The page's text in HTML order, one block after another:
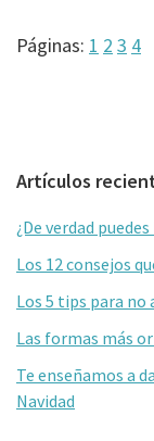
o
er
Páginas: Página
1 Página
2 3 4
Barra
lateral
primaria
Artículos
¿De verdad
Los 12 consejos
Los 5 tips para
Las formas más
Te enseñamos a
Navidad